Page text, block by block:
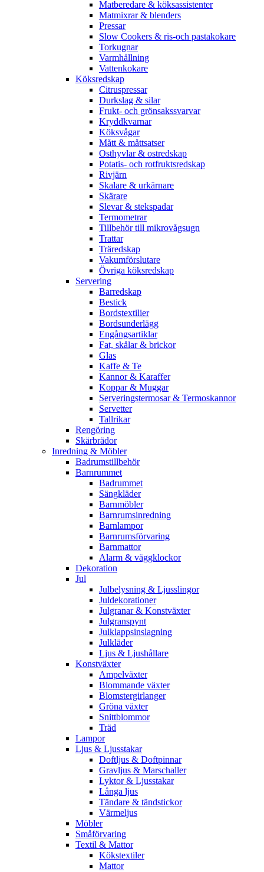
Matberedare & köksassistenter
Matmixrar & blenders
Pressar
Slow Cookers & ris-och pastakokare
Torkugnar
Varmhållning
Vattenkokare
Köksredskap
Citruspressar
Durkslag & silar
Frukt- och grönsakssvarvar
Kryddkvarnar
Köksvågar
Mått & måttsatser
Osthyvlar & ostredskap
Potatis- och rotfruktsredskap
Rivjärn
Skalare & urkärnare
Skärare
Slevar & stekspadar
Termometrar
Tillbehör till mikrovågsugn
Trattar
Träredskap
Vakumförslutare
Övriga köksredskap
Servering
Barredskap
Bestick
Bordstextilier
Bordsunderlägg
Engångsartiklar
Fat, skålar & brickor
Glas
Kaffe & Te
Kannor & Karaffer
Koppar & Muggar
Serveringstermosar & Termoskannor
Servetter
Tallrikar
Rengöring
Skärbrädor
Inredning & Möbler
Badrumstillbehör
Barnrummet
Badrummet
Sängkläder
Barnmöbler
Barnrumsinredning
Barnlampor
Barnrumsförvaring
Barnmattor
Alarm & väggklockor
Dekoration
Jul
Julbelysning & Ljusslingor
Juldekorationer
Julgranar & Konstväxter
Julgranspynt
Julklappsinslagning
Julkläder
Ljus & Ljushållare
Konstväxter
Ampelväxter
Blommande växter
Blomstergirlanger
Gröna växter
Snittblommor
Träd
Lampor
Ljus & Ljusstakar
Doftljus & Doftpinnar
Gravljus & Marschaller
Lyktor & Ljusstakar
Långa ljus
Tändare & tändstickor
Värmeljus
Möbler
Småförvaring
Textil & Mattor
Kökstextiler
Mattor